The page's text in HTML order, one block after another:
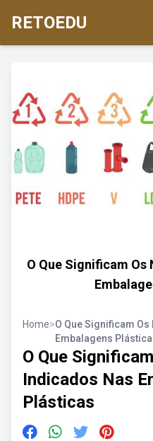
RETOEDU
O Que Significam
Home>O Que Significam
Embalagens
O Que
Indicados Nas
Plásticas